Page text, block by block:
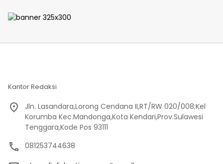
Dicairkan
Kantor Redaksi
Jln. Lasandara,Lorong Cendana II,RT/RW 020/008;Kel
Korumba Kec.Mandonga,Kota Kendari,Prov.Sulawesi
Tenggara,Kode Pos 93111
081253744638